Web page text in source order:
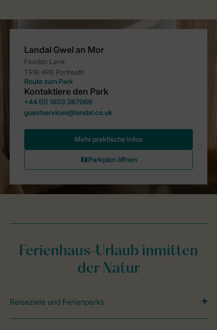
Ferienhaus-Urlaub inmitten
der Natur
Reiseziele und Ferienparks